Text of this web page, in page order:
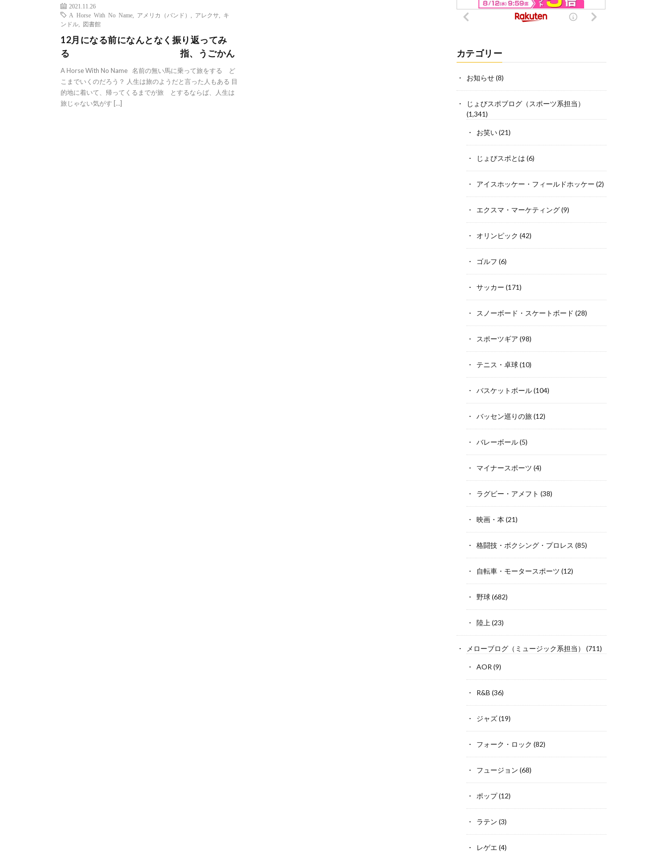
2021.11.26
A Horse With No Name
アメリカ（バンド） アレクサ
キ
ンドル
図書館
12月になる前になんとなく振り返ってみ
る 指、うごかん
A Horse With No Name 名前の無い馬に乗って旅をする ど
こまでいくのだろう？ 人生は旅のようだと言った人もある 目
的地に着いて、帰ってくるまでが旅 とするならば、人生は
旅じゃない気がす […]
カテゴリー
お知らせ(8)
じょびスポブログ（スポーツ系担当）
(1,341)
お笑い(21)
じょびスポとは (6)
アイスホッケー・フィールドホッケー (2)
エクスマ・マーケティング(9)
オリンピック (42)
ゴルフ (6)
サッカー (171)
スノーボード・スケートボード (28)
スポーツギア (98)
テニス・卓球(10)
バスケットボール(104)
バッセン巡りの旅(12)
バレーボール(5)
マイナースポーツ (4)
ラグビー・アメフト (38)
映画・本 (21)
格闘技・ボクシング・プロレス (85)
自転車・モータースポーツ (12)
野球(682)
陸上 (23)
メローブログ（ミュージック系担当） (711)
AOR (9)
R&B (36)
ジャズ(19)
フォーク・ロック (82)
フュージョン (68)
ポップ(12)
ラテン (3)
レゲエ (4)